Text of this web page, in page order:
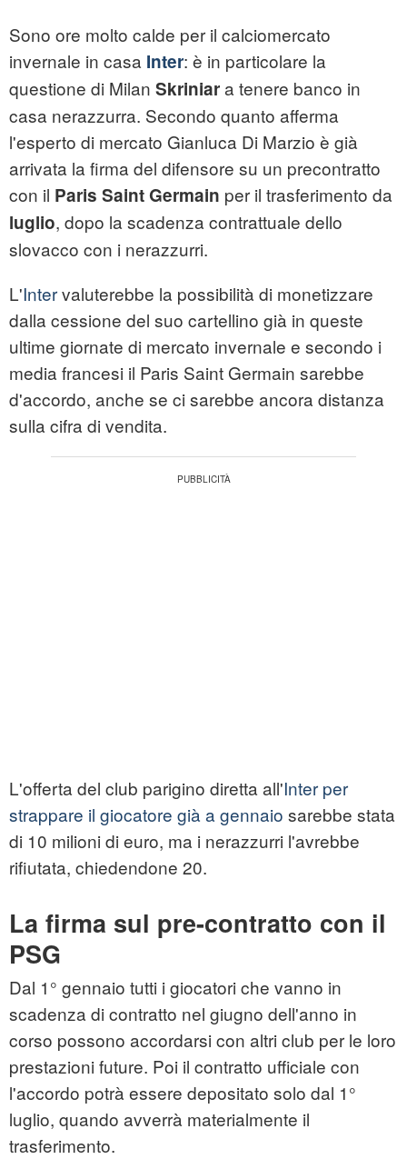
Sono ore molto calde per il calciomercato
invernale in casa Inter: è in particolare la
questione di Milan Skriniara tenere banco in
casa nerazzurra. Secondo quanto afferma
l'esperto di mercato Gianluca Di Marzio è già
arrivata la firma del difensore su un precontratto
con il Paris Saint Germain per il trasferimento da
luglio, dopo la scadenza contrattuale dello
slovacco con i nerazzurri.
L'Intervaluterebbe la possibilità di monetizzare
dalla cessione del suo cartellino già in queste
ultime giornate di mercato invernale e secondo i
media francesi il Paris Saint Germain sarebbe
d'accordo, anche se ci sarebbe ancora distanza
sulla cifra di vendita.
L'offerta del club parigino diretta all'Inter per
strappare il giocatore già a gennaio sarebbe stata
di 10 milioni di euro, ma i nerazzurri l'avrebbe
rifiutata, chiedendone 20.
La firma sul pre-contratto con il
PSG
Dal 1° gennaio tutti i giocatori che vanno in
scadenza di contratto nel giugno dell'anno in
corso possono accordarsi con altri club per le loro
prestazioni future. Poi il contratto ufficiale con
l'accordo potrà essere depositato solo dal 1°
luglio, quando avverrà materialmente il
trasferimento.